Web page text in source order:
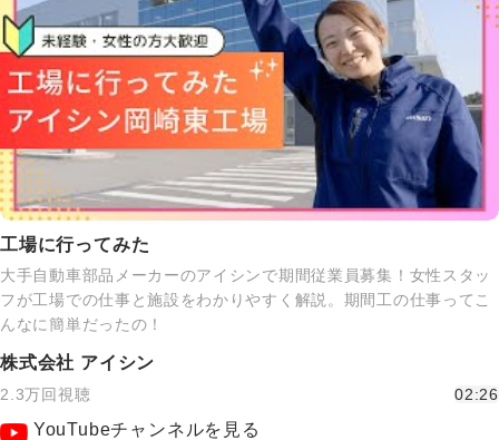
工場に行ってみた
大手自動車部品メーカーのアイシンで期間従業員募集！女性スタッ
フが工場での仕事と施設をわかりやすく解説。期間工の仕事ってこ
んなに簡単だったの！
株式会社 アイシン
2.3万回視聴 02:26
YouTubeチャンネルを見る